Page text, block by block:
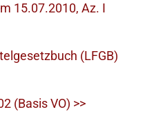
15.07.2010, Az. I
(LFGB)
(Basis VO) >>